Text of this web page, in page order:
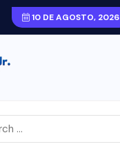
10 DE AGOSTO, 2026